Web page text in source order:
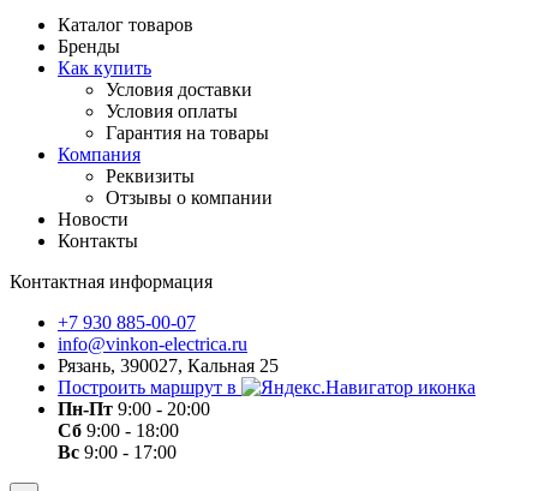
Каталог товаров
Бренды
Как купить
Условия доставки
Условия оплаты
Гарантия на товары
Компания
Реквизиты
Отзывы о компании
Новости
Контакты
Контактная информация
+7 930 885-00-07
info@vinkon-electrica.ru
Рязань, 390027, Кальная 25
Построить маршрут в
Пн-Пт 9:00 - 20:00
Сб 9:00 - 18:00
Вс 9:00 - 17:00